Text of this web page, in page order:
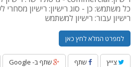
כל משתמש: כן - סוג רישיון: רישיון
רישיון עבור: רישיון למשתמש
למפרט המלא לחץ כאן
צייץ שתף שתף ב- Google